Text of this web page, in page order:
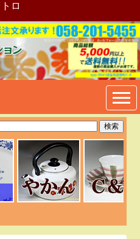
ロ
プ食器生活雑
リマート